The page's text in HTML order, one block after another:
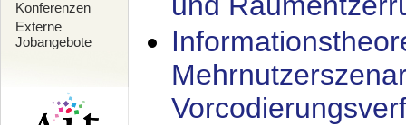
Konferenzen
Externe
Jobangebote